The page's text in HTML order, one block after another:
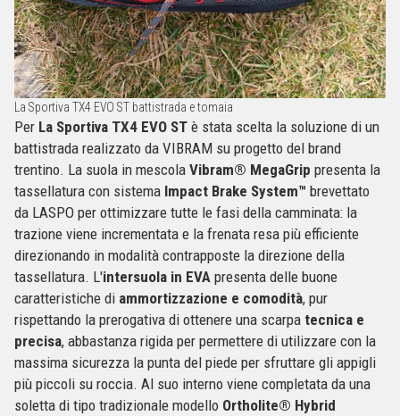
La Sportiva TX4 EVO ST battistrada e tomaia
Per La Sportiva TX4 EVO ST è stata scelta la soluzione di un
battistrada realizzato da VIBRAM su progetto del brand
trentino. La suola in mescola Vibram® MegaGrip presenta la
tassellatura con sistema Impact Brake System™ brevettato
da LASPO per ottimizzare tutte le fasi della camminata: la
trazione viene incrementata e la frenata resa più efficiente
direzionando in modalità contrapposte la direzione della
tassellatura. L'intersuola in EVA presenta delle buone
caratteristiche di ammortizzazione e comodità, pur
rispettando la prerogativa di ottenere una scarpa tecnica e
precisa, abbastanza rigida per permettere di utilizzare con la
massima sicurezza la punta del piede per sfruttare gli appigli
più piccoli su roccia. Al suo interno viene completata da una
soletta di tipo tradizionale modello Ortholite® Hybrid